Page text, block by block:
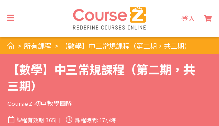
登入
> 所有課程 > 【數學】中三常規課程（第二期，共三期）
【數學】中三常規課程（第二期，共
三期）
CourseZ 初中教學團隊
課程有效期: 365日 課程時間: 17小時